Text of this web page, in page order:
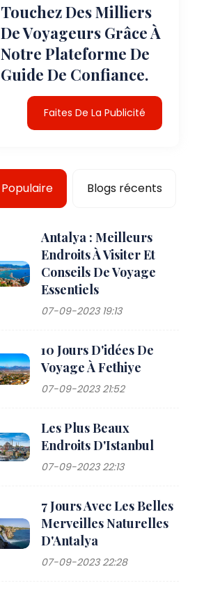
Touchez Des Milliers
De Voyageurs Grâce À
Notre Plateforme De
Guide De Confiance.
Faites De La Publicité
Populaire Blogs récents
Antalya : Meilleurs
Endroits À Visiter Et
Conseils De Voyage
Essentiels
07-09-2023 19:13
10 Jours D'idées De
Voyage À Fethiye
07-09-2023 21:52
Les Plus Beaux
Endroits D'Istanbul
07-09-2023 22:13
7 Jours Avec Les Belles
Merveilles Naturelles
D'Antalya
07-09-2023 22:28